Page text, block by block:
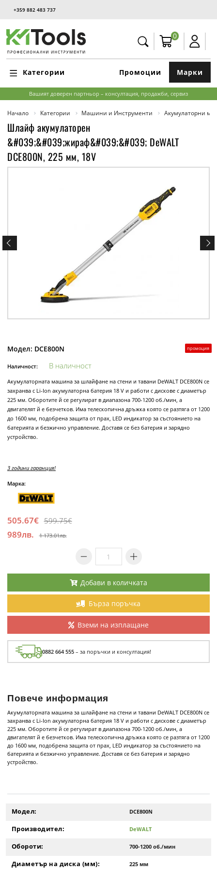
+359 882 483 737
0
Категории Марки
Промоции
Вашият доверен партньор – консултация, продажби, сервиз
Начало Категории Машини и Инструменти Акумулаторни
Шлайф акумулаторен
&#039;&#039;жираф&#039;&#039; DeWALT
DCE800N, 225 мм, 18V
промоция
Модел: DCE800N
Наличност: В наличност
Акумулаторната машина за шлайфане на стени и тавани DeWALT DCE800N се
захранва с Li-Ion акумулаторна батерия 18 V и работи с дискове с диаметър
225 мм. Оборотите й се регулират в диапазона 700-1200 об./мин, а
двигателят й е безчетков. Има телескопична дръжка която се разтяга от 1200
до 1600 мм, подобрена защита от прах, LED индикатор за състоянието на
батерията и безжично управление. Доставя се без батерия и зарядно
устройство.
3 години гаранция!
Марка:
505.67€ 599.75€
989лв. 1 173.01лв.
Добави в количката
Бърза поръчка
Вземи на изплащане
0882 664 555 – за поръчки и консултация!
Повече информация
Акумулаторната машина за шлайфане на стени и тавани DeWALT DCE800N се
захранва с Li-Ion акумулаторна батерия 18 V и работи с дискове с диаметър
225 мм. Оборотите й се регулират в диапазона 700-1200 об./мин, а
двигателят й е безчетков. Има телескопична дръжка която се разтяга от 1200
до 1600 мм, подобрена защита от прах, LED индикатор за състоянието на
батерията и безжично управление. Доставя се без батерия и зарядно
устройство.
Модел: DCE800N
Производител: DeWALT
Обороти: 700-1200 об./мин
Диаметър на диска (мм): 225 мм